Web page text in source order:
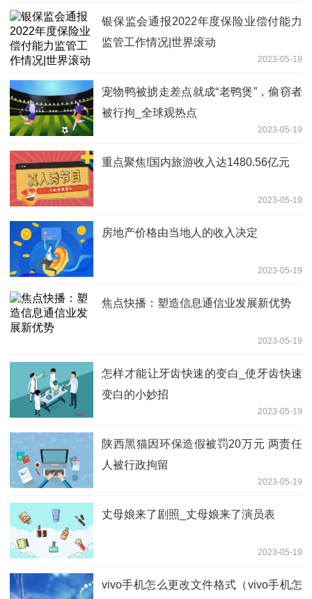
银保监会通报2022年度保险业偿付能力
监管工作情况|世界滚动
2023-05-19
宠物鸭被掳走差点就成“老鸭煲”，偷窃者
被行拘_全球观热点
2023-05-19
重点聚焦!国内旅游收入达1480.56亿元
2023-05-19
房地产价格由当地人的收入决定
2023-05-19
焦点快播：塑造信息通信业发展新优势
2023-05-19
怎样才能让牙齿快速的变白_使牙齿快速
变白的小妙招
2023-05-19
陕西黑猫因环保造假被罚20万元 两责任
人被行政拘留
2023-05-19
丈母娘来了剧照_丈母娘来了演员表
2023-05-19
vivo手机怎么更改文件格式（vivo手机怎